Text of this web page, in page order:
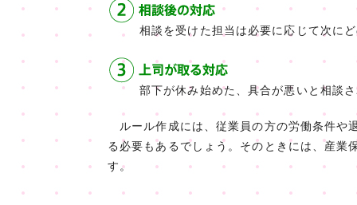
相談を受けた担当は必要に応じて次に
部下が休み始めた、具合が悪いと相談
ルール作成には、従業員の方の労働条件や
る必要もあるでしょう。そのときには、産業
す。